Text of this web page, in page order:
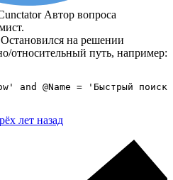
Автор вопроса
на решении
относительный путь, например:
and @Name = 'Быстрый
лет назад